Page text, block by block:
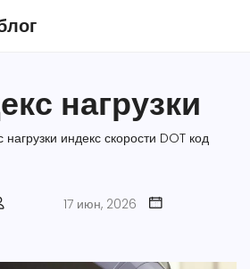
нагрузки
нагрузки индекс скорости DOT код
17 июн, 2026